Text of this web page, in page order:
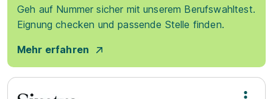
Geh auf Nummer sicher mit unserem Berufswahltest.
Eignung checken und passende Stelle finden.
Mehr erfahren